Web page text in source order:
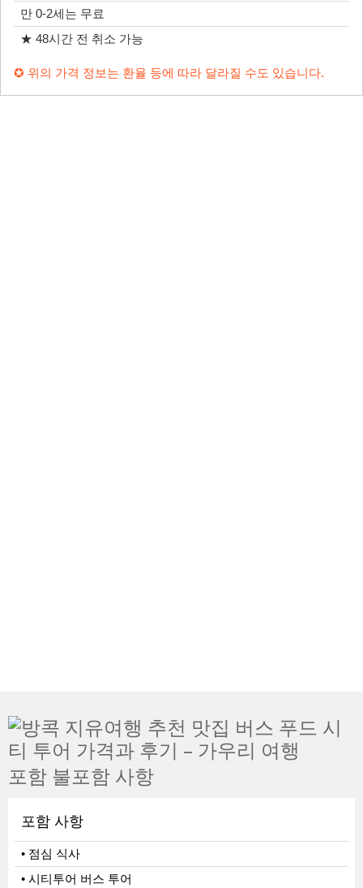
만 0-2세는 무료
★ 48시간 전 취소 가능
✪ 위의 가격 정보는 환율 등에 따라 달라질 수도 있습니다.
포함 불포함 사항
포함 사항
• 점심 식사
• 시티투어 버스 투어